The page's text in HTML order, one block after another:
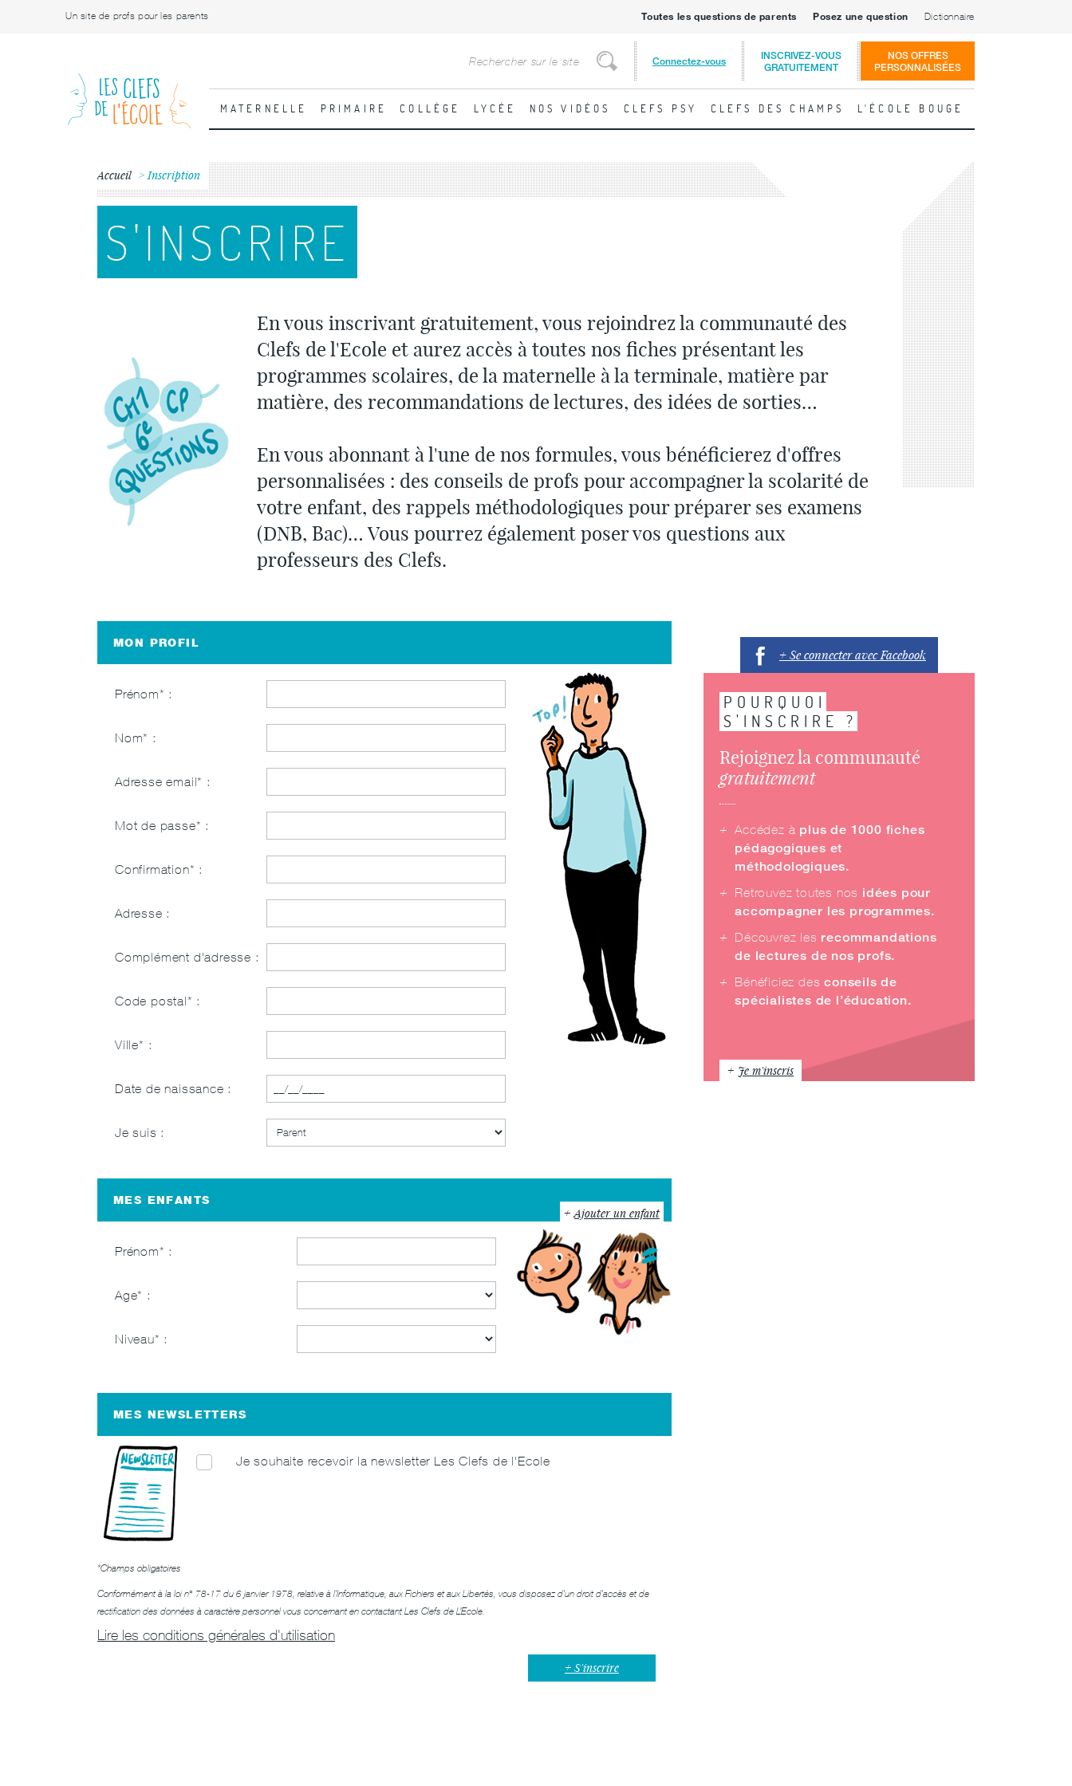
Un site de profs pour les parents Toutes les questions de parents Posez une question Dictionnaire
Rechercher
Connectez-vous
INSCRIVEZ-VOUS
GRATUITEMENT
NOS OFFRES
PERSONNALISÉES
MATERNELLE PRIMAIRE COLLÈGE LYCÉE NOS VIDÉOS CLEFS PSY CLEFS DES CHAMPS L'ÉCOLE BOUGE
Accueil Inscription
S'INSCRIRE
En vous inscrivant gratuitement, vous rejoindrez la communauté des
Clefs de l'Ecole et aurez accès à toutes nos fiches présentant les
programmes scolaires, de la maternelle à la terminale, matière par
matière, des recommandations de lectures, des idées de sorties…
En vous abonnant à l'une de nos formules, vous bénéficierez d'offres
personnalisées : des conseils de profs pour accompagner la scolarité de
votre enfant, des rappels méthodologiques pour préparer ses examens
(DNB, Bac)… Vous pourrez également poser vos questions aux
professeurs des Clefs.
MON PROFIL
Prénom* :
Nom* :
Adresse email* :
Mot de passe* :
Confirmation* :
Adresse :
Complément d'adresse :
Code postal* :
Ville* :
Date de naissance :
Je suis :
MES ENFANTS
Ajouter un enfant
Prénom
Age
Niveau
MES NEWSLETTERS
Je souhaite recevoir la newsletter Les Clefs de l'Ecole
*Champs obligatoires
Conformément à la loi n° 78-17 du 6 janvier 1978, relative à l'Informatique, aux Fichiers et aux Libertés, vous disposez d'un droit d'accès et de
rectification des données à caractère personnel vous concernant en contactantLes Clefs de L’Ecole.
Lire les conditions générales d'utilisation
+ Se connecter avec Facebook
POURQUOI
S'INSCRIRE ?
Rejoignez la communauté
gratuitement
Accédez à plus de 1000 fiches
pédagogiques et
méthodologiques.
Retrouvez toutes nos idées pour
accompagner les programmes.
Découvrez les recommandations
de lectures de nos profs.
Bénéficiez desconseils de
spécialistes de l’éducation.
Je m'inscris